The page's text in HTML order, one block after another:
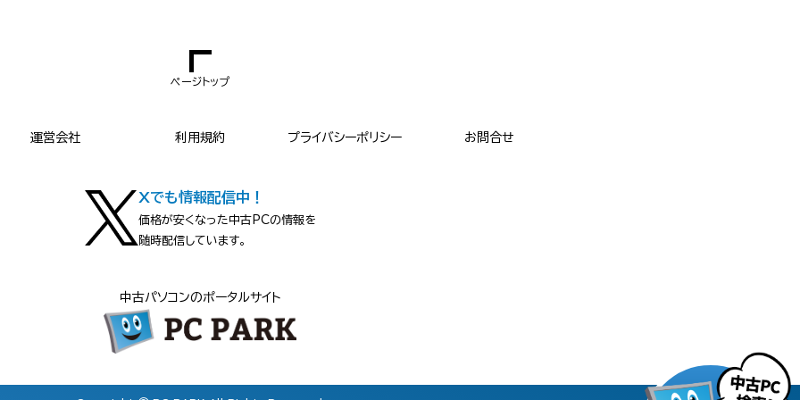
ページトップ
運営会社 利用規約 プライバシーポリシー お問合せ
Xでも情報配信中！
価格が安くなった中古PCの情報を
随時配信しています。
中古パソコンのポータルサイト